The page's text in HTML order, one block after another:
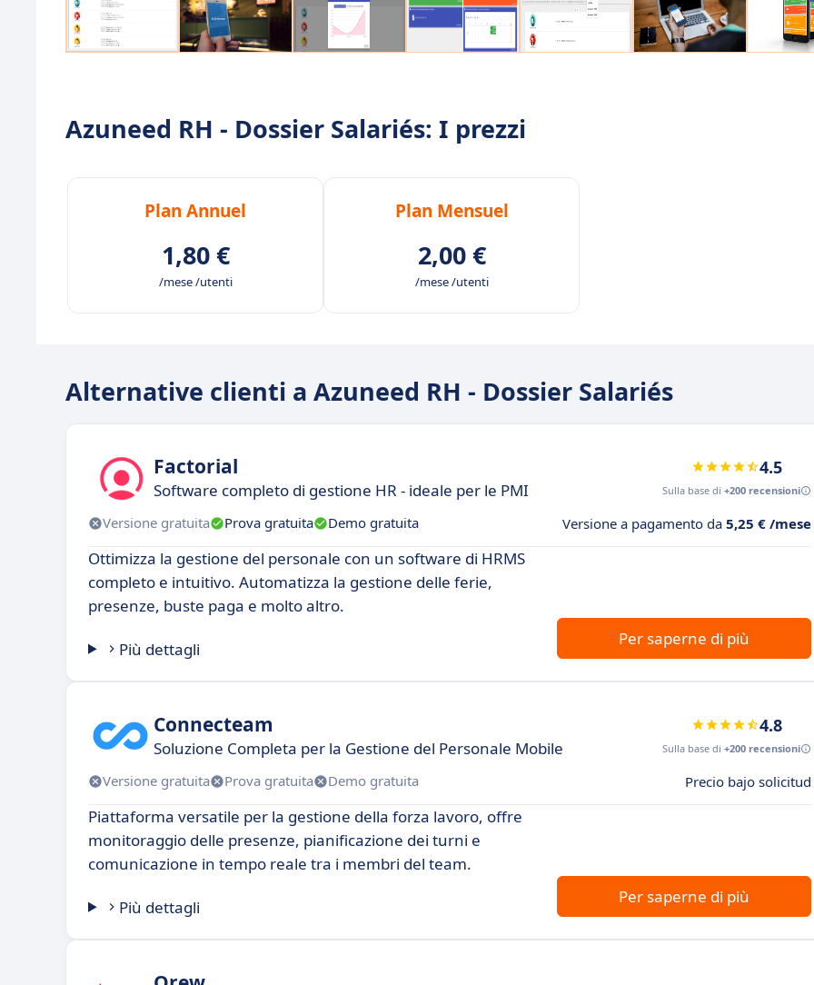
Azuneed RH - Dossier Salariés: I prezzi
Plan Annuel
1,80 €
/mese /utenti
Plan Mensuel
2,00 €
/mese /utenti
Alternative clienti a Azuneed RH - Dossier Salariés
Factorial
Software completo di gestione HR - ideale per le PMI
4.5
Sulla base di +200 recensioni
Versione gratuita Prova gratuita Demo gratuita Versione a pagamento da 5,25 € /mese
Ottimizza la gestione del personale con un software di HRMS
completo e intuitivo. Automatizza la gestione delle ferie,
presenze, buste paga e molto altro.
Più dettagli
Per saperne di più
Connecteam
Soluzione Completa per la Gestione del Personale Mobile
4.8
Sulla base di +200 recensioni
Versione gratuita Prova gratuita Demo gratuita Precio bajo solicitud
Piattaforma versatile per la gestione della forza lavoro, offre
monitoraggio delle presenze, pianificazione dei turni e
comunicazione in tempo reale tra i membri del team.
Più dettagli
Per saperne di più